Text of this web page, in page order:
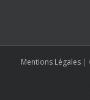
Mentions Légales |